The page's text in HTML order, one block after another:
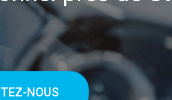
NOUS